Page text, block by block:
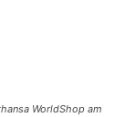
WorldShop am